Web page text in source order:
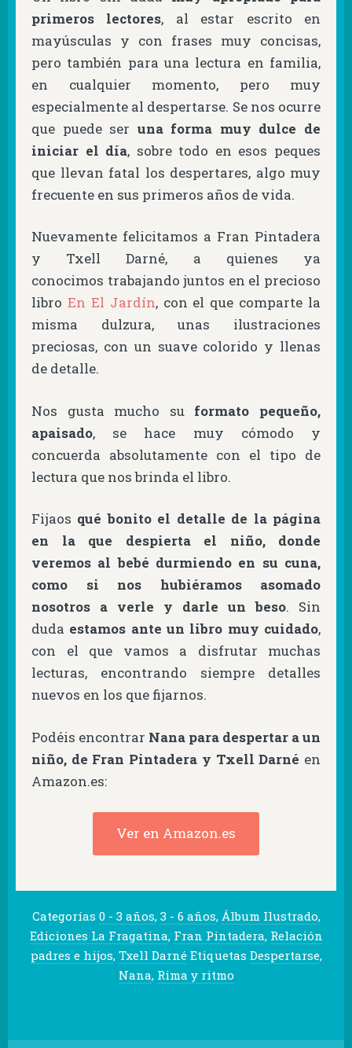
primeros lectores, al estar escrito en
mayúsculas y con frases muy concisas,
pero también para una lectura en familia,
en cualquier momento, pero muy
especialmente al despertarse. Se nos ocurre
que puede ser una forma muy dulce de
iniciar el día, sobre todo en esos peques
que llevan fatal los despertares, algo muy
frecuente en sus primeros años de vida.
Nuevamente felicitamos a Fran Pintadera
y Txell Darné, a quienes ya
conocimos trabajando juntos en el precioso
libro En El Jardín, con el que comparte la
misma dulzura, unas ilustraciones
preciosas, con un suave colorido y llenas
de detalle.
Nos gusta mucho su formato pequeño,
apaisado, se hace muy cómodo y
concuerda absolutamente con el tipo de
lectura que nos brinda el libro.
Fijaos qué bonito el detalle de la página
en la que despierta el niño, donde
veremos al bebé durmiendo en su cuna,
como si nos hubiéramos asomado
nosotros a verle y darle un beso. Sin
duda estamos ante un libro muy cuidado,
con el que vamos a disfrutar muchas
lecturas, encontrando siempre detalles
nuevos en los que fijarnos.
Podéis encontrar Nana para despertar a un
niño, de Fran Pintadera y Txell Darné en
Amazon.es:
Ver en Amazon.es
Categorías 0 - 3 años, 3 - 6 años, Álbum Ilustrado,
Ediciones La Fragatina, Fran Pintadera, Relación
padres e hijos, Txell Darné Etiquetas Despertarse,
Nana, Rima y ritmo